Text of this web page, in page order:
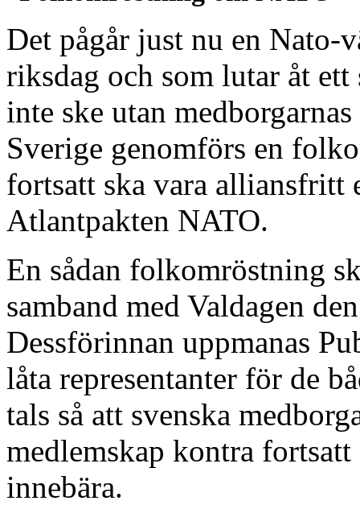
Det pågår just nu en
riksdag och som lutar åt
inte ske utan
Sverige genomförs en
fortsatt ska vara alliansfritt
Atlantpakten NATO.
En sådan folkomröstning
samband med Valdagen
Dessförinnan uppmanas
låta representanter för de
tals så att svenska
medlemskap kontra
innebära.